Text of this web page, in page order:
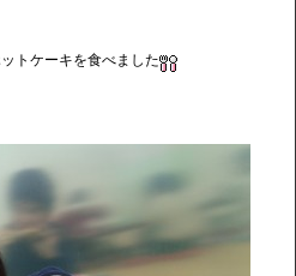
トケーキを食べました